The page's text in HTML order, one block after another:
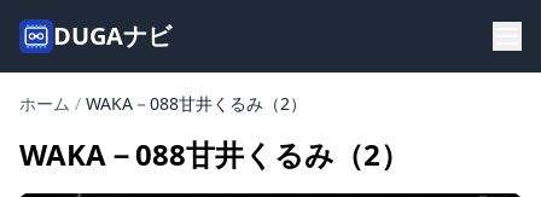
DUGAナビ
ホーム / WAKA－088甘井くるみ（2）
WAKA－088甘井くるみ（2）